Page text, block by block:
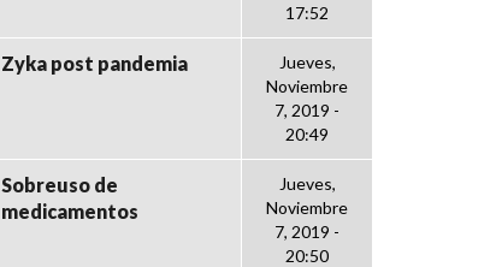
17:52
Zyka post pandemia
Jueves,
Noviembre
7, 2019 -
20:49
Sobreuso de
medicamentos
Jueves,
Noviembre
7, 2019 -
20:50